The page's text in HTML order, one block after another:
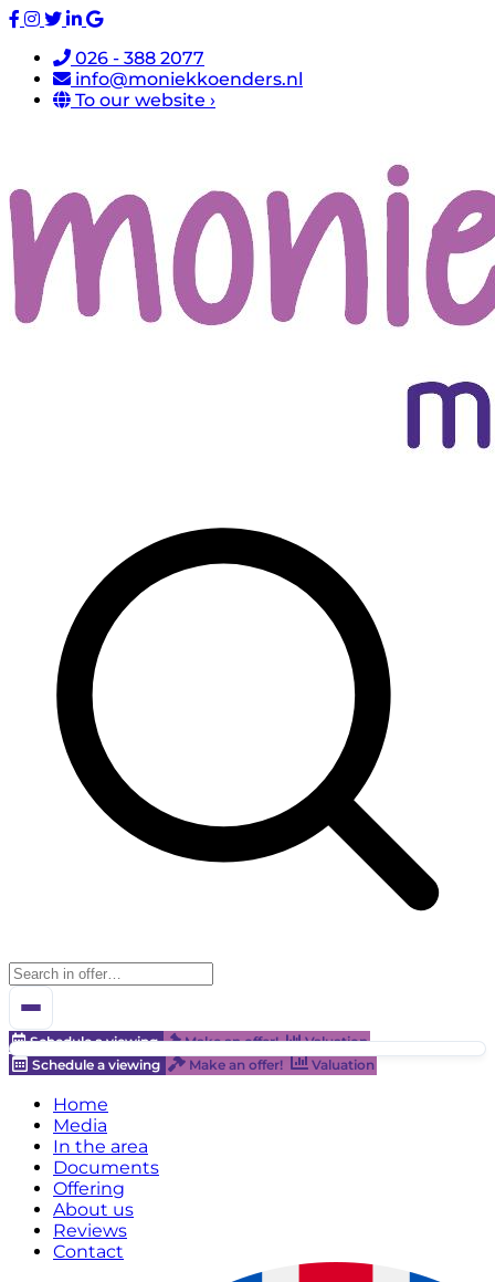
026 - 388 2077
info@moniekkoenders.nl
To our website ›
Schedule a viewing Make an offer!
Valuation
Schedule a viewing
Make an offer! Valuation
Home
Media
In the area
Documents
Offering
About us
Reviews
Contact